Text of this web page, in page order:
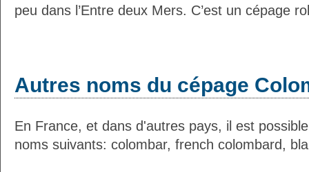
peu dans l’Entre deux Mers. C’est un cépage
Autres noms du cépage
En France, et dans d'autres pays, il est
noms suivants: colombar, french colombard,